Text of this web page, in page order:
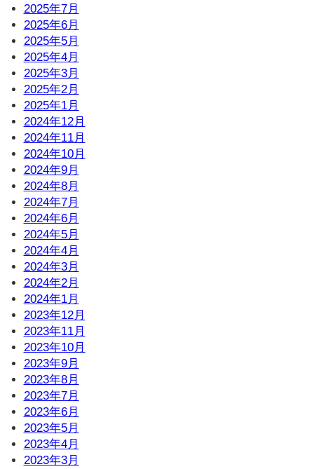
2025年7月
2025年6月
2025年5月
2025年4月
2025年3月
2025年2月
2025年1月
2024年12月
2024年11月
2024年10月
2024年9月
2024年8月
2024年7月
2024年6月
2024年5月
2024年4月
2024年3月
2024年2月
2024年1月
2023年12月
2023年11月
2023年10月
2023年9月
2023年8月
2023年7月
2023年6月
2023年5月
2023年4月
2023年3月